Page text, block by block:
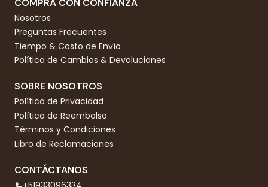
COMPRA CON CONFIANZA
Nosotros
Preguntas Frecuentes
Tiempo & Costo de Envío
Política de Cambios & Devoluciones
SOBRE NOSOTROS
Política de Privacidad
Política de Reembolso
Términos y Condiciones
Libro de Reclamaciones
CONTÁCTANOS